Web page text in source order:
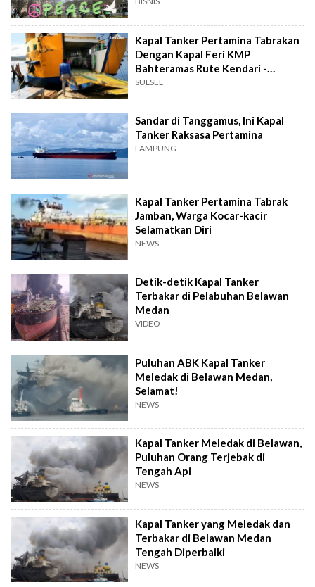
Kapal Tanker Pertamina Tabrakan
Dengan Kapal Feri KMP
Bahteramas Rute Kendari -
Langara
SULSEL
Sandar di Tanggamus, Ini Kapal
Tanker Raksasa Pertamina
LAMPUNG
Kapal Tanker Pertamina Tabrak
Jamban, Warga Kocar-kacir
Selamatkan Diri
NEWS
Detik-detik Kapal Tanker
Terbakar di Pelabuhan Belawan
Medan
VIDEO
Puluhan ABK Kapal Tanker
Meledak di Belawan Medan,
Selamat!
NEWS
Kapal Tanker Meledak di Belawan,
Puluhan Orang Terjebak di
Tengah Api
NEWS
Kapal Tanker yang Meledak dan
Terbakar di Belawan Medan
Tengah Diperbaiki
NEWS